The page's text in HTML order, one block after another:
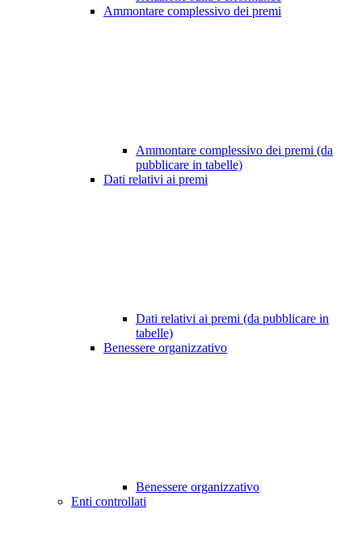
Ammontare complessivo dei premi
Ammontare complessivo dei premi (da
pubblicare in tabelle)
Dati relativi ai premi
Dati relativi ai premi (da pubblicare in
tabelle)
Benessere organizzativo
Benessere organizzativo
Enti controllati